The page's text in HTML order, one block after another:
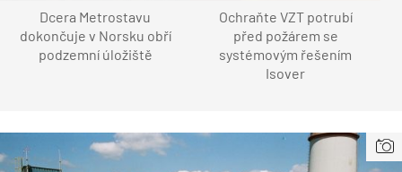
Dcera Metrostavu
dokončuje v Norsku obří
podzemní úložiště
Ochraňte VZT potrubí
před požárem se
systémovým řešením
Isover